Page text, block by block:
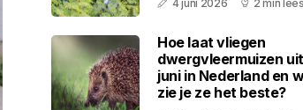
4 juni 2026 2 min
Hoe laat vliegen
dwergvleermuizen
juni in Nederland en
zie je ze het beste?